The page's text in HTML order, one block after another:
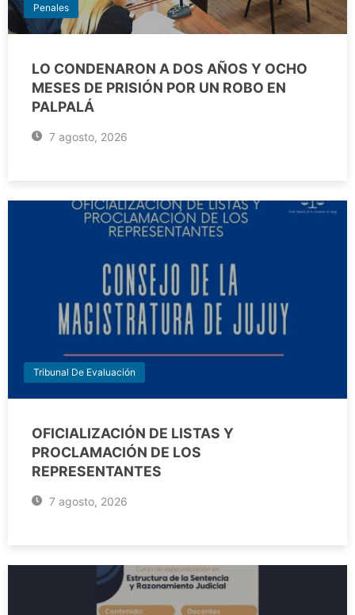
Penales
LO CONDENARON A DOS AÑOS Y OCHO
MESES DE PRISIÓN POR UN ROBO EN
PALPALÁ
7 agosto, 2026
Tribunal De Evaluación
OFICIALIZACIÓN DE LISTAS Y
PROCLAMACIÓN DE LOS
REPRESENTANTES
7 agosto, 2026